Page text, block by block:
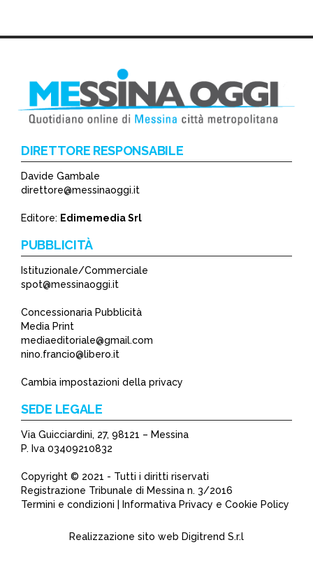
DIRETTORE RESPONSABILE
Davide Gambale
direttore@messinaoggi.it
Editore: Edimemedia Srl
PUBBLICITÀ
Istituzionale/Commerciale
spot@messinaoggi.it
Concessionaria Pubblicità
Media Print
mediaeditoriale@gmail.com
nino.francio@libero.it
Cambia impostazioni della privacy
SEDE LEGALE
Via Guicciardini, 27, 98121 – Messina
P. Iva 03409210832
Copyright © 2021 - Tutti i diritti riservati
Registrazione Tribunale di Messina n. 3/2016
Termini e condizioni | Informativa Privacy e Cookie Policy
Realizzazione sito web Digitrend S.r.l